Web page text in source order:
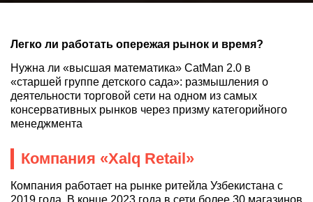
Легко ли работать опережая рынок и время?
Нужна ли «высшая математика» CatMan 2.0 в
«старшей группе детского сада»: размышления о
деятельности торговой сети на одном из самых
консервативных рынков через призму категорийного
менеджмента
Компания «Xalq Retail»
Компания работает на рынке ритейла Узбекистана с
2019 года. В конце 2023 года в сети более 30 магазинов